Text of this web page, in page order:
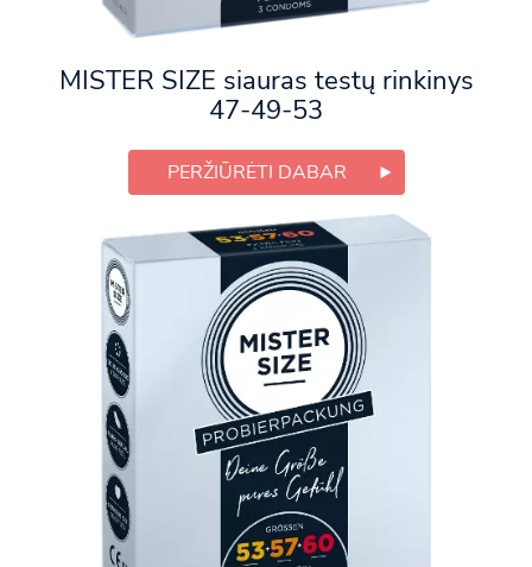
MISTER SIZE siauras testų rinkinys
47-49-53
PERŽIŪRĖTI DABAR